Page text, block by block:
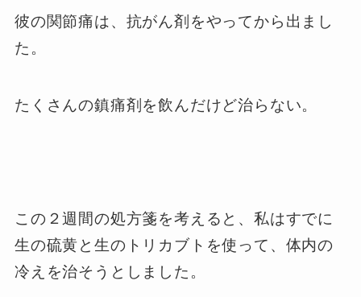
彼の関節痛は、抗がん剤をやってから出まし
た。
たくさんの鎮痛剤を飲んだけど治らない。
この２週間の処方箋を考えると、私はすでに
生の硫黄と生のトリカブトを使って、体内の
冷えを治そうとしました。